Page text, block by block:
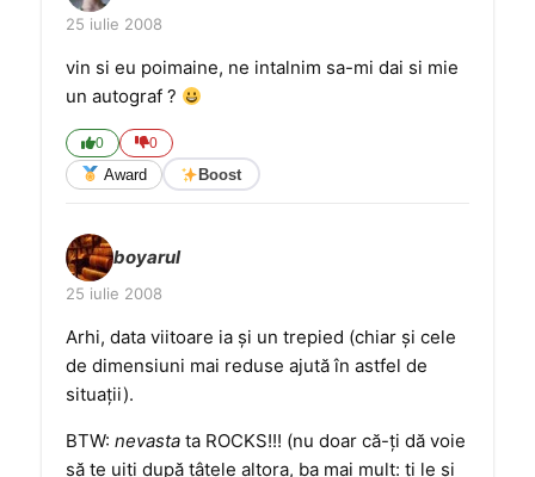
25 iulie 2008
vin si eu poimaine, ne intalnim sa-mi dai si mie
un autograf ?
0 0
Award Boost
boyarul
25 iulie 2008
Arhi, data viitoare ia şi un trepied (chiar şi cele
de dimensiuni mai reduse ajută în astfel de
situaţii).
BTW: nevasta ta ROCKS!!! (nu doar că-ţi dă voie
să te uiţi după ţâţele altora, ba mai mult: ţi le şi